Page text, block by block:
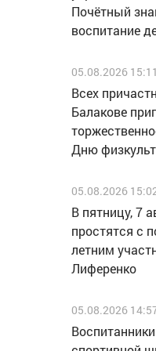
Почётный
воспитание
05.08.2026 15:11
Всех
Балакове
Дню
05.08.2026
В пятницу, 7
простятся с
летним
Лиференко
05.08.2026